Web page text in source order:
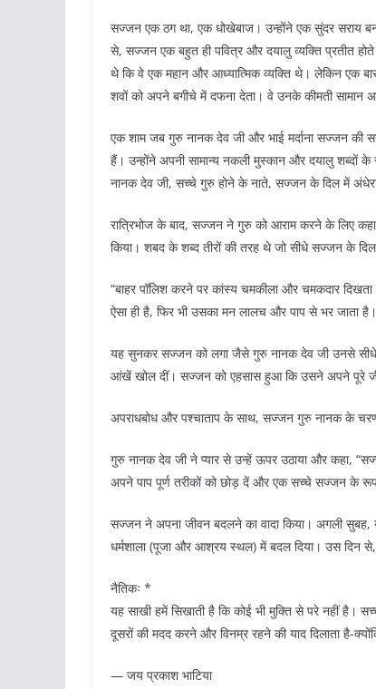
सज्जन एक ठग था, एक धोखेबाज। उन्होंने एक सुंदर सराय
से, सज्जन एक बहुत ही पवित्र और दयालु व्यक्ति प्रतीत
थे कि वे एक महान और आध्यात्मिक व्यक्ति थे। लेकिन एक
शवों को अपने बगीचे में दफना देता। वे उनके कीमती
एक शाम जब गुरु नानक देव जी और भाई मर्दाना सज्जन की
हैं। उन्होंने अपनी सामान्य नकली मुस्कान और दयालु
नानक देव जी, सच्चे गुरु होने के नाते, सज्जन के दिल में
रात्रिभोज के बाद, सज्जन ने गुरु को आराम करने के लिए
किया। शबद के शब्द तीरों की तरह थे जो सीधे सज्जन के
“बाहर पॉलिश करने पर कांस्य चमकीला और चमकदार
ऐसा ही है, फिर भी उसका मन लालच और पाप से भर जाता है।
यह सुनकर सज्जन को लगा जैसे गुरु नानक देव जी उनसे
आंखें खोल दीं। सज्जन को एहसास हुआ कि उसने अपने पूरे
अपराधबोध और पश्चाताप के साथ, सज्जन गुरु नानक के
गुरु नानक देव जी ने प्यार से उन्हें ऊपर उठाया और कहा,
अपने पाप पूर्ण तरीकों को छोड़ दें और एक सच्चे सज्जन के
सज्जन ने अपना जीवन बदलने का वादा किया। अगली सुबह,
धर्मशाला (पूजा और आश्रय स्थल) में बदल दिया। उस दिन
नैतिकः *
यह साखी हमें सिखाती है कि कोई भी मुक्ति से परे नहीं है।
दूसरों की मदद करने और विनम्र रहने की याद दिलाता है-
— जय प्रकाश भाटिया